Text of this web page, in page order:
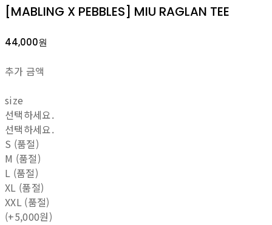
[MABLING X PEBBLES] MIU RAGLAN TEE
44,000원
추가 금액
size
선택하세요.
선택하세요.
S (품절)
M (품절)
L (품절)
XL (품절)
XXL (품절)
(+5,000원)